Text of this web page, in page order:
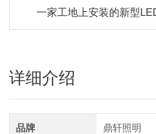
一家工地上安装的新型
详细介绍
品牌 鼎轩照明